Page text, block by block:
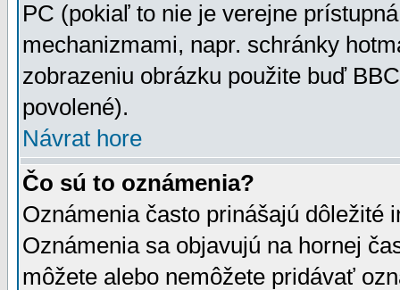
PC (pokiaľ to nie je verejne
mechanizmami, napr. schránky
zobrazeniu obrázku použite buď
povolené).
Návrat hore
Čo sú to oznámenia?
Oznámenia často prinášajú dôležité
Oznámenia sa objavujú na hornej
môžete alebo nemôžete pridávať